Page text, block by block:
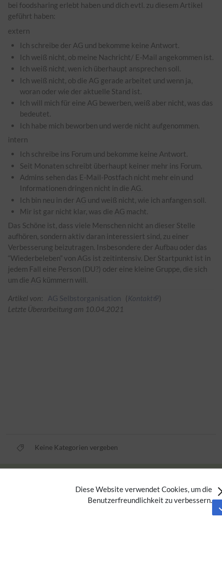
Diese Website verwendet Cookies, um die
Benutzerfreundlichkeit zu verbessern.
bei foodsharing erlebt haben und dich evtl. zu diesem Artikel
geführt haben:
extern
Ich schreibe der AG und bekomme keine Antwort.
Ich weiß nicht, ob meine Nachricht/ E-Mail angekommen ist.
Ich weiß nicht, wen ich überhaupt ansprechen soll.
Ich weiß nicht, ob die AG gerade arbeitet und wenn ja,
woran oder wie der aktuelle Stand ist.
Ich will mich für eine AG bewerben, weiß aber nicht, was das
bedeutet.
Ich habe mich beworben und werde nicht aufgenommen.
intern
Ich schreibe ins Forum und bekomme keine Antwort.
Seit Monaten schreibt überhaupt keiner mehr ins Forum.
Admins sehen das E-Mail-Postfach nicht mehr ein und
Informationen dringen nicht in die AG.
Ich bin neu in der AG und weiß nicht, wie ich anfangen soll.
Mir ist gar nicht klar, was die AG macht.
Das Schöne ist, dass viele Menschen nicht an dieser Stelle
aufhören, sondern aktiv daran interessiert sind, zu einer
Verbesserung beizutragen. Insbesondere der Aufbau oder das
“Wiederbeleben” von AGs ist zeitintensiv. Der Startpunkt ist in
jedem Fall eine Person (DU?) oder eine kleine Gruppe, die sich
um die AG kümmern will.
Artikel von: AG Selbstorganisation (Kontakt
)
Letzte Überarbeitung am 10.04.2021
Keine Kategorien vergeben
Imprint